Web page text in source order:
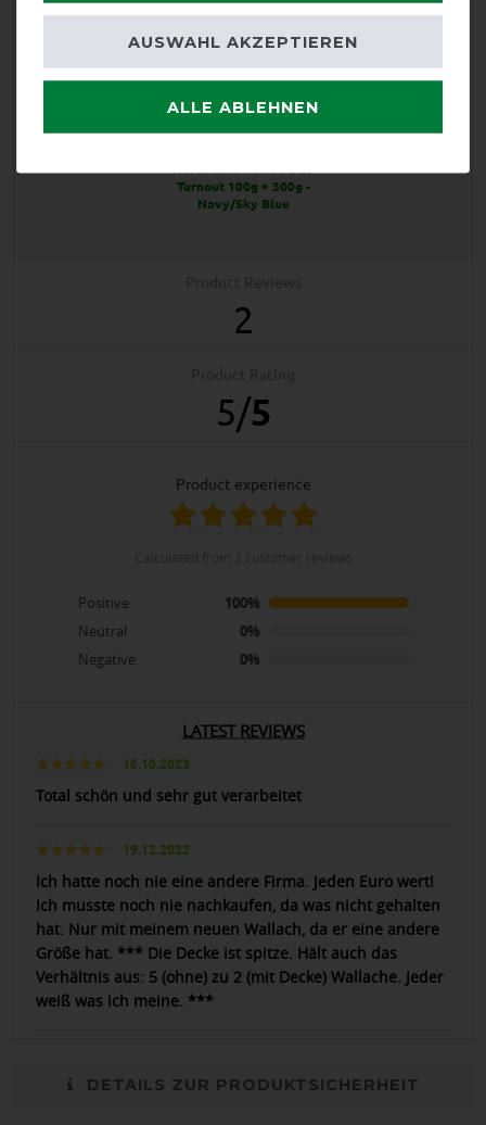
EXCELLENT
Turnout 100g + 300g -
Navy/Sky Blue
2
5/5
product experience
Positive
100%
Neutral
0%
Negative
0%
LATEST REVIEWS
16.10.2023
Total schön und sehr gut verarbeitet
19.12.2022
Ich hatte noch nie eine andere Firma. Jeden Euro wert!
Ich musste noch nie nachkaufen, da was nicht gehalten
hat. Nur mit meinem neuen Wallach, da er eine andere
Größe hat. *** Die Decke ist spitze. Hält auch das
Verhältnis aus: 5 (ohne) zu 2 (mit Decke) Wallache. Jeder
weiß was ich meine. ***
DETAILS ZUR PRODUKTSICHERHEIT
ALLE ABLEHNEN
AUSWAHL AKZEPTIEREN